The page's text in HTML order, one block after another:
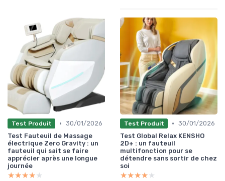
Test Produit • 30/01/2026
Test Fauteuil de Massage
électrique Zero Gravity : un
fauteuil qui sait se faire
apprécier après une longue
journée
★★★★★
★★★★★
Test Produit • 30/01/2026
Test Global Relax KENSHO
2D+ : un fauteuil
multifonction pour se
détendre sans sortir de chez
soi
★★★★★
★★★★★